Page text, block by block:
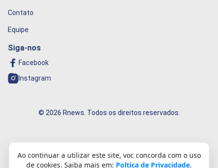
Contato
Equipe
Siga-nos
Facebook
Instagram
© 2026 Rnews. Todos os direitos reservados.
Ao continuar a utilizar este site, voc concorda com o uso
de cookies. Saiba mais em: Poltica de Privacidade.